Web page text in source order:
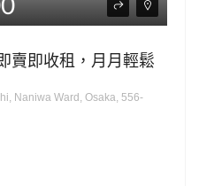
賣即收租，月月輕鬆
Naniwa Ward, Osaka, 556-